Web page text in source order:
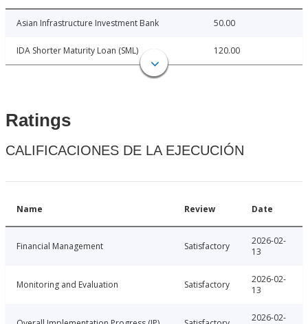
Asian Infrastructure Investment Bank 50.00
IDA Shorter Maturity Loan (SML) 120.00
Ratings
CALIFICACIONES DE LA EJECUCIÓN
Name Review Date
Financial Management Satisfactory
2026-02-
13
Monitoring and Evaluation Satisfactory
2026-02-
13
2026-02-